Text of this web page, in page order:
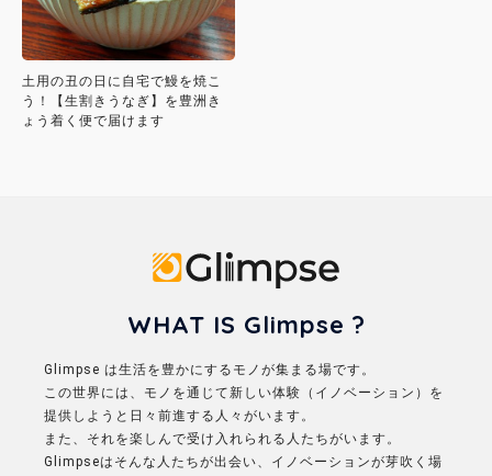
土用の丑の日に自宅で鰻を焼こ
う！【生割きうなぎ】を豊洲き
ょう着く便で届けます
WHAT IS Glimpse ?
Glimpse は生活を豊かにするモノが集まる場です。
この世界には、モノを通じて新しい体験（イノベーション）を
提供しようと日々前進する人々がいます。
また、それを楽しんで受け入れられる人たちがいます。
Glimpseはそんな人たちが出会い、イノベーションが芽吹く場